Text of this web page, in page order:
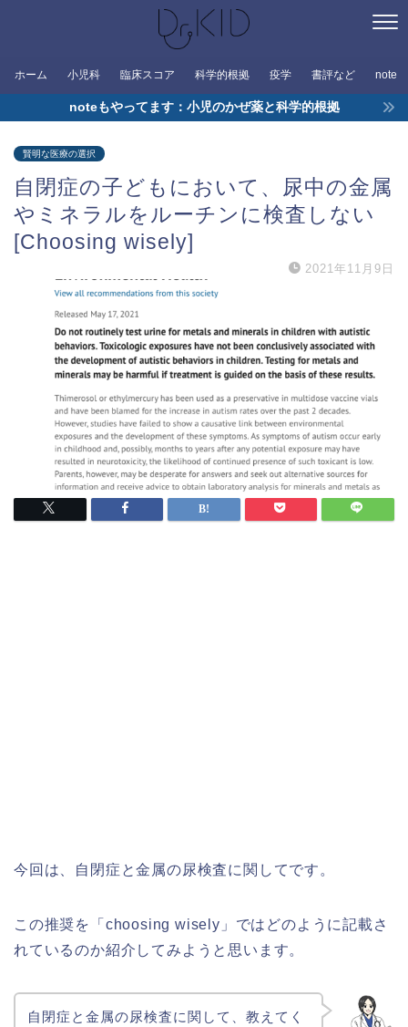
ホーム 小児科 臨床スコア 科学的根拠 疫学 書評など note
noteもやってます：小児のかぜ薬と科学的根拠
賢明な医療の選択
自閉症の子どもにおいて、尿中の金属
やミネラルをルーチンに検査しない
[Choosing wisely]
2021年11月9日
今回は、自閉症と金属の尿検査に関してです。
この推奨を「choosing wisely」ではどのように記載さ
れているのか紹介してみようと思います。
自閉症と金属の尿検査に関して、教えてく